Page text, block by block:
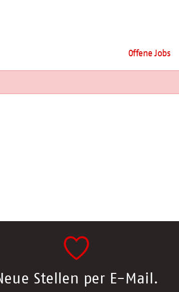
Offene Jobs
Stellen per E-Mail.